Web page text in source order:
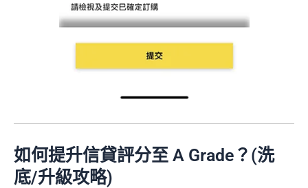
如何提升信貸評分至 A Grade？(洗
底/升級攻略)